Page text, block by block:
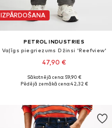
IZPĀRDOŠANA
PETROL INDUSTRIES
Vaļīgs piegriezums Džinsi 'Reefview'
47,90 €
Pieejams daudzos izmēros
Sākotnējā cena: 59,90 €
Pēdējā zemākā cena:42,32 €